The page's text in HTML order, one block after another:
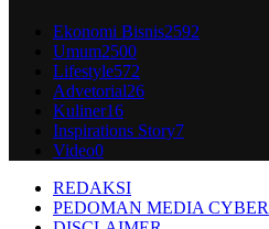
Ekonomi Bisnis2592
Umum2500
Lifestyle572
Advetorial26
Kuliner16
Inspirations Story7
Video0
REDAKSI
PEDOMAN MEDIA CYBER